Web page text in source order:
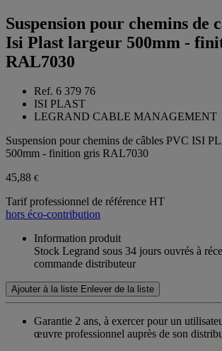
Suspension pour chemins de
Isi Plast largeur 500mm -
RAL7030
Ref. 6 379 76
ISI PLAST
LEGRAND CABLE MANAGEMENT
Suspension pour chemins de câbles PVC ISI
500mm - finition gris RAL7030
45,88 €
Tarif professionnel de référence HT
hors éco-contribution
Information produit
Stock Legrand sous 34 jours ouvrés à
commande distributeur
Ajouter à la liste Enlever de la liste
Garantie 2 ans, à exercer pour un
œuvre professionnel auprès de son